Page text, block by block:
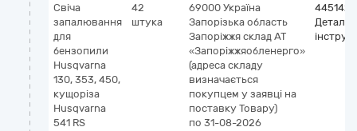
Свіча
запалювання
для
бензопили
Husqvarna
130, 353, 450,
кущоріза
Husqvarna
541 RS
42
штука
69000 Україна
Запорізька область
Запоріжжя склад АТ
«Запоріжжяобленерго»
(адреса складу
визначається
покупцем у заявці на
поставку Товару)
по 31-08-2026
Деталі